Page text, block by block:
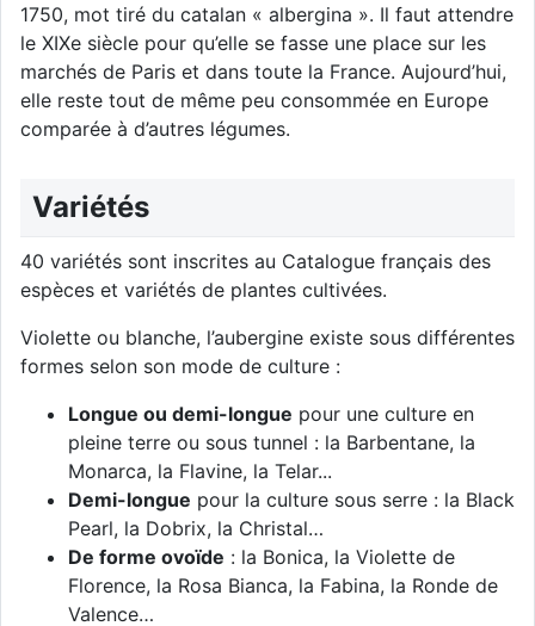
1750, mot tiré du catalan « albergina ». Il faut attendre
le XIXe siècle pour qu’elle se fasse une place sur les
marchés de Paris et dans toute la France. Aujourd’hui,
elle reste tout de même peu consommée en Europe
comparée à d’autres légumes.
Variétés
40 variétés sont inscrites au Catalogue français des
espèces et variétés de plantes cultivées.
Violette ou blanche, l’aubergine existe sous différentes
formes selon son mode de culture :
Longue ou demi-longue pour une culture en
pleine terre ou sous tunnel : la Barbentane, la
Monarca, la Flavine, la Telar...
Demi-longue pour la culture sous serre : la Black
Pearl, la Dobrix, la Christal…
De forme ovoïde : la Bonica, la Violette de
Florence, la Rosa Bianca, la Fabina, la Ronde de
Valence…